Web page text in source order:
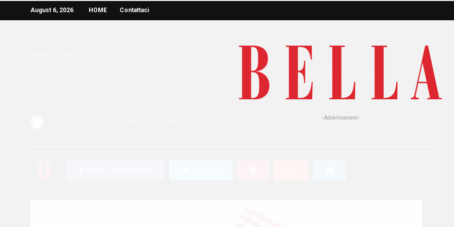
August 6, 2026 HOME Contattaci
- Advertisement -
Estate, il centrifugato per i capelli che